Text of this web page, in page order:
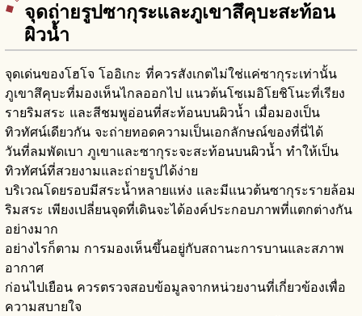
จุดถ่ายรูปซากุระและภูเขาสึคุบะสะท้อน
ผิวน้ำ
จุดเด่นของโฮโจ โออิเกะ ที่ควรสังเกตไม่ใช่แค่ซากุระเท่านั้น
ภูเขาสึคุบะที่มองเห็นไกลออกไป แนวต้นโซเมอิโยชิโนะที่เรียง
รายริมสระ และสีชมพูอ่อนที่สะท้อนบนผิวน้ำ เมื่อมองเป็น
ทิวทัศน์เดียวกัน จะถ่ายทอดความเป็นเอกลักษณ์ของที่นี่ได้
วันที่ลมพัดเบา ภูเขาและซากุระจะสะท้อนบนผิวน้ำ ทำให้เป็น
ทิวทัศน์ที่สวยงามและถ่ายรูปได้ง่าย
บริเวณโดยรอบมีสระน้ำหลายแห่ง และมีแนวต้นซากุระรายล้อม
ริมสระ เพียงเปลี่ยนจุดที่เดินจะได้องค์ประกอบภาพที่แตกต่างกัน
อย่างมาก
อย่างไรก็ตาม การมองเห็นขึ้นอยู่กับสถานะการบานและสภาพ
อากาศ
ก่อนไปเยือน ควรตรวจสอบข้อมูลจากหน่วยงานที่เกี่ยวข้องเพื่อ
ความสบายใจ